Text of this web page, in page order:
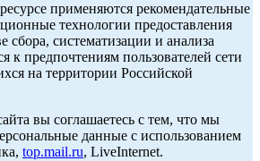
применяются рекомендательные
технологии предоставления
систематизации и анализа
к предпочтениям пользователей сети
на территории Российской
вы соглашаетесь с тем, что мы
данные с использованием
top.mail.ru, LiveInternet.